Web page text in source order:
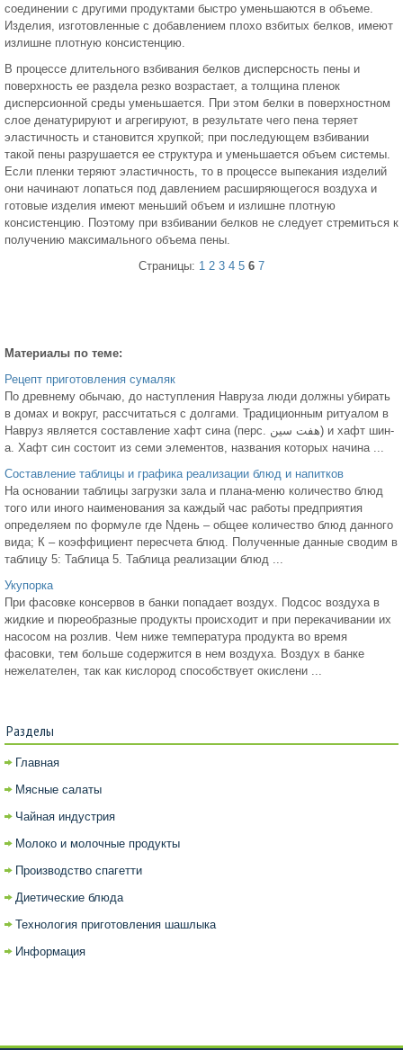
соединении с другими продуктами быстро уменьшаются в объеме.
Изделия, изготовленные с добавлением плохо взбитых белков, имеют
излишне плотную консистенцию.
В процессе длительного взбивания белков дисперсность пены и
поверхность ее раздела резко возрастает, а толщина пленок
дисперсионной среды уменьшается. При этом белки в поверхностном
слое денатурируют и агрегируют, в результате чего пена теряет
эластичность и становится хрупкой; при последующем взбивании
такой пены разрушается ее структура и уменьшается объем системы.
Если пленки теряют эластичность, то в процессе выпекания изделий
они начинают лопаться под давлением расширяющегося воздуха и
готовые изделия имеют меньший объем и излишне плотную
консистенцию. Поэтому при взбивании белков не следует стремиться к
получению максимального объема пены.
Страницы: 1 2 3 4 5 6 7
Материалы по теме:
Рецепт приготовления сумаляк
По древнему обычаю, до наступления Навруза люди должны убирать
в домах и вокруг, рассчитаться с долгами. Традиционным ритуалом в
Навруз является составление хафт сина (перс. هفت سین‎) и хафт шин-
а. Хафт син состоит из семи элементов, названия которых начина ...
Составление таблицы и графика реализации блюд и напитков
На основании таблицы загрузки зала и плана-меню количество блюд
того или иного наименования за каждый час работы предприятия
определяем по формуле где Nдень – общее количество блюд данного
вида; К – коэффициент пересчета блюд. Полученные данные сводим в
таблицу 5: Таблица 5. Таблица реализации блюд ...
Укупорка
При фасовке консервов в банки попадает воздух. Подсос воздуха в
жидкие и пюреобразные продукты происходит и при перекачивании их
насосом на розлив. Чем ниже температура продукта во время
фасовки, тем больше содержится в нем воздуха. Воздух в банке
нежелателен, так как кислород способствует окислени ...
Разделы
Главная
Мясные салаты
Чайная индустрия
Молоко и молочные продукты
Производство спагетти
Диетические блюда
Технология приготовления шашлыка
Информация